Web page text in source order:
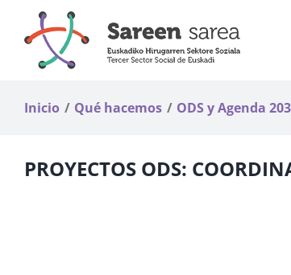
contenido
Inicio Qué hacemos ODS y Agenda
PROYECTOS ODS: